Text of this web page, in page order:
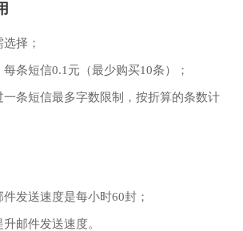
择；
条短信0.1元（最少购买10条）；
条短信最多字数限制，按折算的条数计
发送速度是每小时60封；
邮件发送速度。